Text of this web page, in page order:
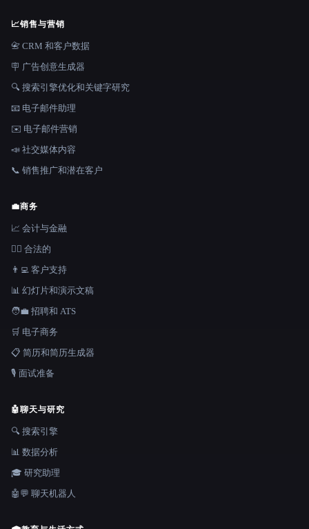
📈销售与营销
📇 CRM 和客户数据
🪧 广告创意生成器
🔍 搜索引擎优化和关键字研究
📧 电子邮件助理
✉️ 电子邮件营销
📣 社交媒体内容
📞 销售推广和潜在客户
💼商务
📈 会计与金融
👩‍⚖️ 合法的
👨‍💻 客户支持
📊 幻灯片和演示文稿
🧑‍💼 招聘和 ATS
🛒 电子商务
📋 简历和简历生成器
🎙️ 面试准备
🤖聊天与研究
🔍 搜索引擎
📊 数据分析
🎓 研究助理
🤖💬 聊天机器人